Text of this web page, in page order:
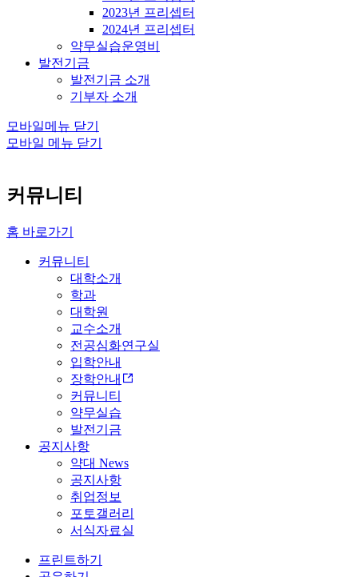
2023년 프리셉터
2024년 프리셉터
약무실습운영비
발전기금
발전기금 소개
기부자 소개
모바일메뉴 닫기
모바일 메뉴 닫기
커뮤니티
홈 바로가기
커뮤니티
대학소개
학과
대학원
교수소개
전공심화연구실
입학안내
장학안내
커뮤니티
약무실습
발전기금
공지사항
약대 News
공지사항
취업정보
포토갤러리
서식자료실
프린트하기